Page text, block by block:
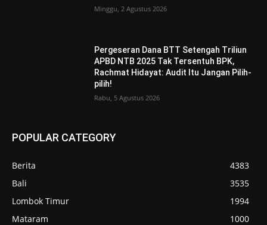
Minggu, 2 Agustus 2026
Pergeseran Dana BTT Setengah Triliun
APBD NTB 2025 Tak Tersentuh BPK,
Rachmat Hidayat: Audit Itu Jangan Pilih-
pilih!
Rabu, 5 Agustus 2026
POPULAR CATEGORY
Berita
4383
Bali
3535
Lombok Timur
1994
Mataram
1000